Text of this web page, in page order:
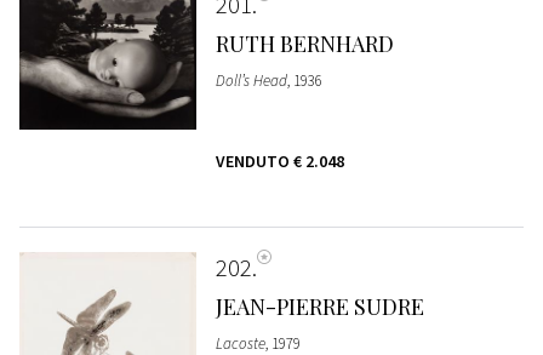
RUTH BERNHARD
Doll’s Head, 1936
VENDUTO € 2.048
202
JEAN-PIERRE SUDRE
Lacoste, 1979